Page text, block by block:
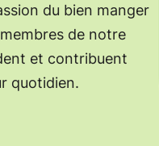
du bien manger
de notre
et contribuent
quotidien.